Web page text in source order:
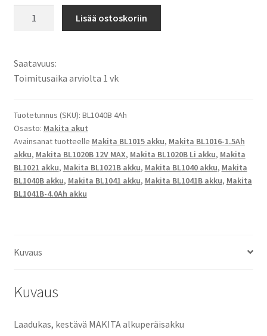
4000mAh
43,2Wh
Ion
Alkuperäinen
Porakoneakku
BL1040,
BL1040B,
BL1015,
BL1016,
HUOM!
JA
Lisää ostoskoriin
Saatavuus:
Toimitusaika arviolta 1 vk
Tuotetunnus (SKU): BL1040B 4Ah
Osasto: Makita akut
Avainsanat tuotteelle Makita BL1015 akku, Makita BL1016-1.5Ah
akku, Makita BL1020B 12V MAX, Makita BL1020B Li akku, Makita
BL1021 akku, Makita BL1021B akku, Makita BL1040 akku, Makita
BL1040B akku, Makita BL1041 akku, Makita BL1041B akku, Makita
BL1041B-4.0Ah akku
Kuvaus
Kuvaus
Laadukas, kestävä MAKITA alkuperäisakku